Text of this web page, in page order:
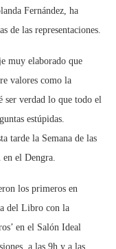
Fernández, ha
de las representaciones.
muy elaborado que
valores como la
ser verdad lo que todo el
estúpidas.
tarde la Semana de las
el Dengra.
los primeros en
del Libro con la
en el Salón Ideal
a las 9h y a las